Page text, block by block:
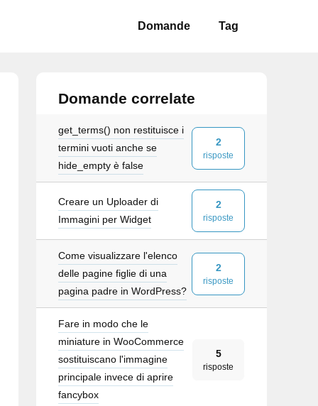
Domande Tag
Domande correlate
get_terms() non restituisce i
termini vuoti anche se
hide_empty è false
2
risposte
Creare un Uploader di
Immagini per Widget
2
risposte
Come visualizzare l'elenco
delle pagine figlie di una
pagina padre in WordPress?
2
risposte
Fare in modo che le
miniature in WooCommerce
sostituiscano l'immagine
principale invece di aprire
fancybox
5
risposte